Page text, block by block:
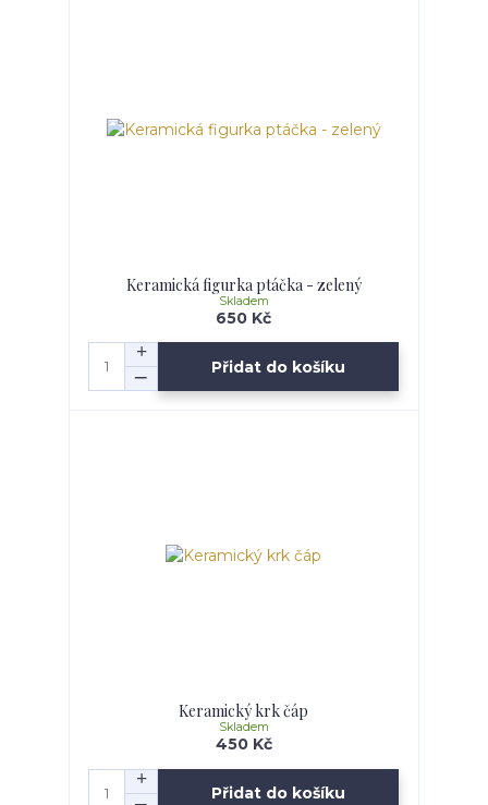
Keramická figurka ptáčka - zelený
650 Kč
Skladem
Přidat do košíku
Keramický krk čáp
450 Kč
Skladem
Přidat do košíku